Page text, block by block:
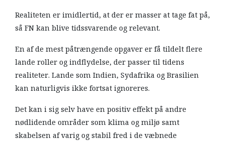
Realiteten er imidlertid, at der er masser at tage fat på,
så FN kan blive tidssvarende og relevant.
En af de mest påtrængende opgaver er få tildelt flere
lande roller og indflydelse, der passer til tidens
realiteter. Lande som Indien, Sydafrika og Brasilien
kan naturligvis ikke fortsat ignoreres.
Det kan i sig selv have en positiv effekt på andre
nødlidende områder som klima og miljø samt
skabelsen af varig og stabil fred i de væbnede